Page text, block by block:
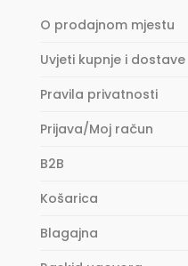
O prodajnom mjestu
Uvjeti kupnje i dostave
Pravila privatnosti
Prijava/Moj račun
B2B
Košarica
Blagajna